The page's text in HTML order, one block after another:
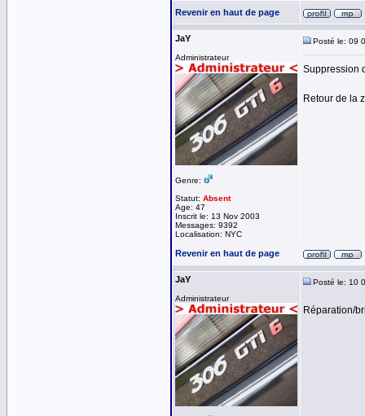
Revenir en haut de page
JaY
Administrateur
Genre:
Statut: Absent
Age: 47
Inscrit le: 13 Nov 2003
Messages: 9392
Localisation: NYC
Posté le: 09
Suppression
Retour de la
Revenir en haut de page
JaY
Administrateur
Posté le: 10
Réparation/